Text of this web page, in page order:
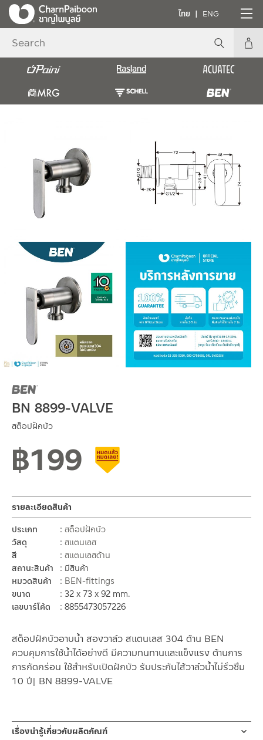
ไทย ENG
BN 8899-VALVE
สต็อปฝักบัว
฿199
สต็อปฝักบัวอาบน้ำ สองวาล์ว สแตนเลส 304 ด้าน BEN
ควบคุมการใช้น้ำได้อย่างดี มีความทนทานและแข็งแรง ต้านการ
การกัดกร่อน ใช้สำหรับเปิดฝักบัว รับประกันไส้วาล์วน้ำไม่รั่วซึม
10 ปี| BN 8899-VALVE
รายละเอียดสินค้า
ประเภท
สต็อปฝักบัว
วัสดุ
สแตนเลส
สี
สแตนเลสด้าน
สถานะสินค้า
มีสินค้า
หมวดสินค้า
BEN-fittings
ขนาด
32 x 73 x 92 mm.
เลขบาร์โค้ด
8855473057226
เรื่องน่ารู้เกี่ยวกับผลิตภัณฑ์